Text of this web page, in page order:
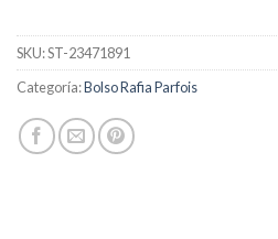
SKU:ST-23471891
Categoría:Bolso Rafia Parfois